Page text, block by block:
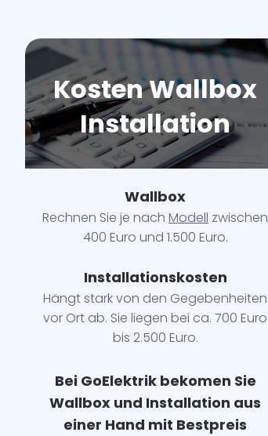
Kosten Wallbox
Installation
Wallbox
Rechnen Sie je nach Modell zwischen
400 Euro und 1.500 Euro.
Installationskosten
Hängt stark von den Gegebenheiten
vor Ort ab. Sie liegen bei ca. 700 Euro
bis 2.500 Euro.
Bei GoElektrik bekomen Sie
Wallbox und Installation aus
einer Hand mit Bestpreis